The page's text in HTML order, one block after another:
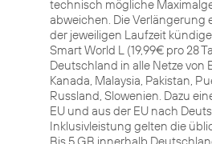
technisch mögliche
abweichen. Die
der jeweiligen Laufzeit
Smart World L (19,99€ pro 28
Deutschland in alle Netze von
Kanada, Malaysia, Pakistan,
Russland, Slowenien. Dazu
EU und aus der EU nach
Inklusivleistung gelten die